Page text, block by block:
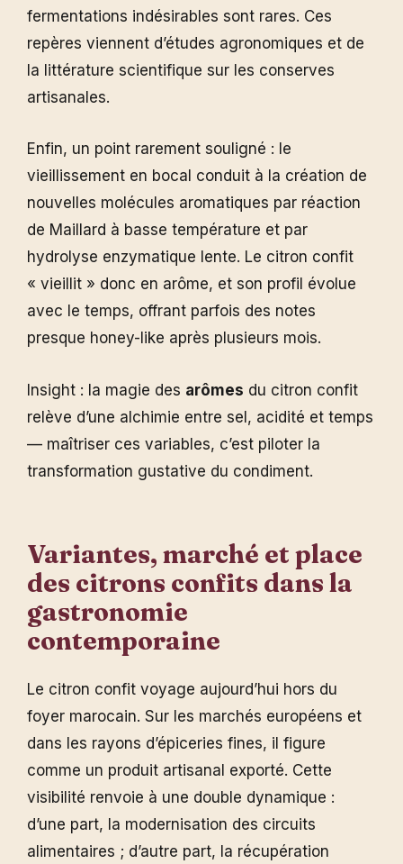
fermentations indésirables sont rares. Ces
repères viennent d’études agronomiques et de
la littérature scientifique sur les conserves
artisanales.
Enfin, un point rarement souligné : le
vieillissement en bocal conduit à la création de
nouvelles molécules aromatiques par réaction
de Maillard à basse température et par
hydrolyse enzymatique lente. Le citron confit
« vieillit » donc en arôme, et son profil évolue
avec le temps, offrant parfois des notes
presque honey-like après plusieurs mois.
Insight : la magie des arômes du citron confit
relève d’une alchimie entre sel, acidité et temps
— maîtriser ces variables, c’est piloter la
transformation gustative du condiment.
Variantes, marché et place
des citrons confits dans la
gastronomie
contemporaine
Le citron confit voyage aujourd’hui hors du
foyer marocain. Sur les marchés européens et
dans les rayons d’épiceries fines, il figure
comme un produit artisanal exporté. Cette
visibilité renvoie à une double dynamique :
d’une part, la modernisation des circuits
alimentaires ; d’autre part, la récupération